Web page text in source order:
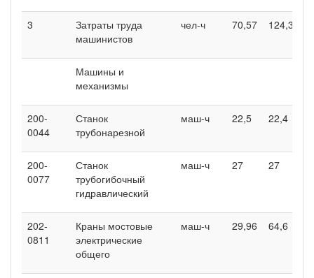
3
Затраты труда
машинистов
чел-ч 70,57 124,33
Машины и
механизмы
200-
0044
Станок
трубонарезной
маш-ч 22,5 22,4
200-
0077
Станок
трубогибочный
гидравлический
маш-ч 27 27
202-
0811
Краны мостовые
электрические
общего
маш-ч 29,96 64,6